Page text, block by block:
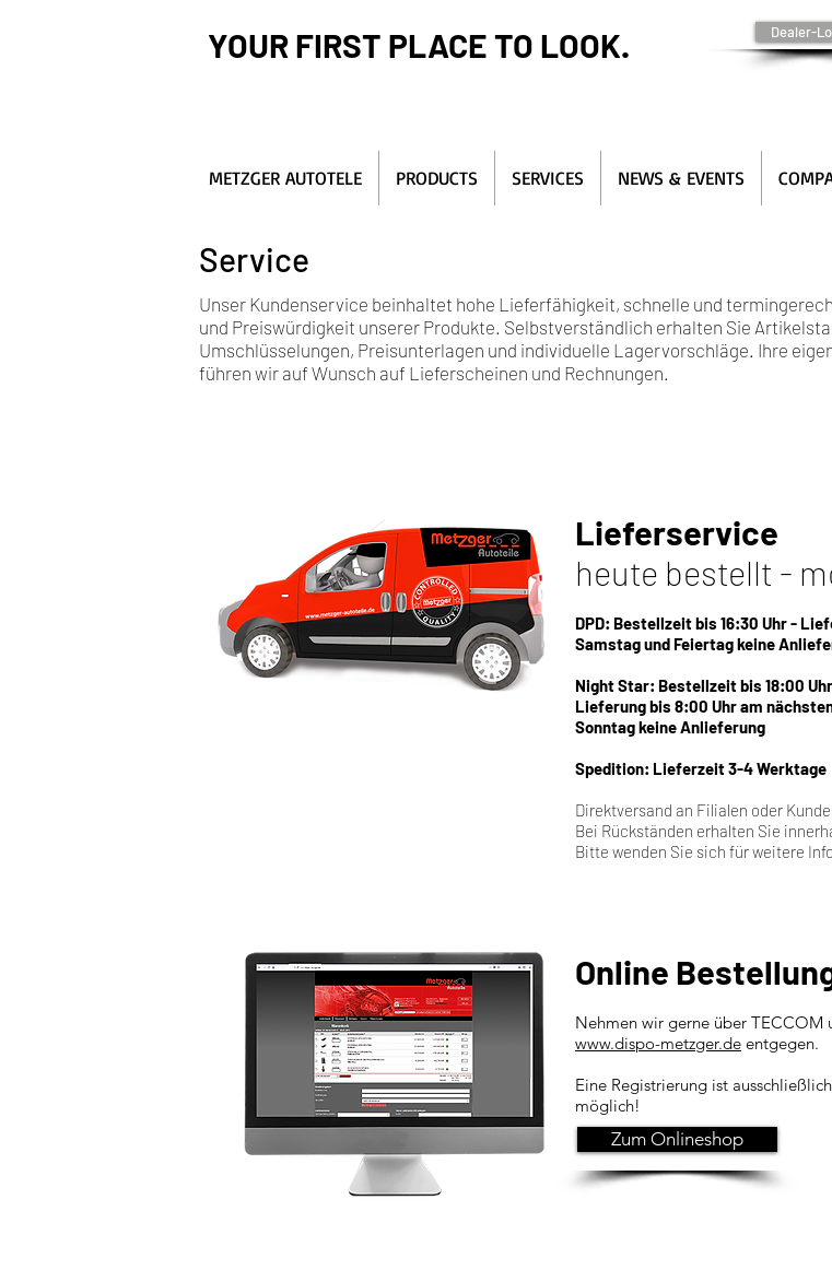
YOUR FIRST PLACE TO LOOK. Dealer-
METZGER AUTOTELE PRODUCTS SERVICES NEWS & EVENTS
Service
Unser Kundenservice beinhaltet hohe Lieferfähigkeit, schnelle und
und Preiswürdigkeit unserer Produkte. Selbstverständlich erhalten Sie
Umschlüsselungen, Preisunterlagen und individuelle Lagervorschläge. Ihre
führen wir auf Wunsch auf Lieferscheinen und Rechnungen.
Lieferservice
heute bestellt -
DPD: Bestellzeit bis 16:30 Uhr -
Samstag und Feiertag keine
Night Star: Bestellzeit bis 18:00 Uhr
Lieferung bis 8:00 Uhr am
Sonntag keine Anlieferung
Spedition: Lieferzeit 3-4 Werktage
Direktversand an Filialen oder
Bei Rückständen erhalten Sie
Bitte wenden Sie sich für weitere
Online
Nehmen wir gerne über TECCOM
www.dispo-metzger.de entgegen.
Eine Registrierung ist
möglich!
Zum Onlineshop